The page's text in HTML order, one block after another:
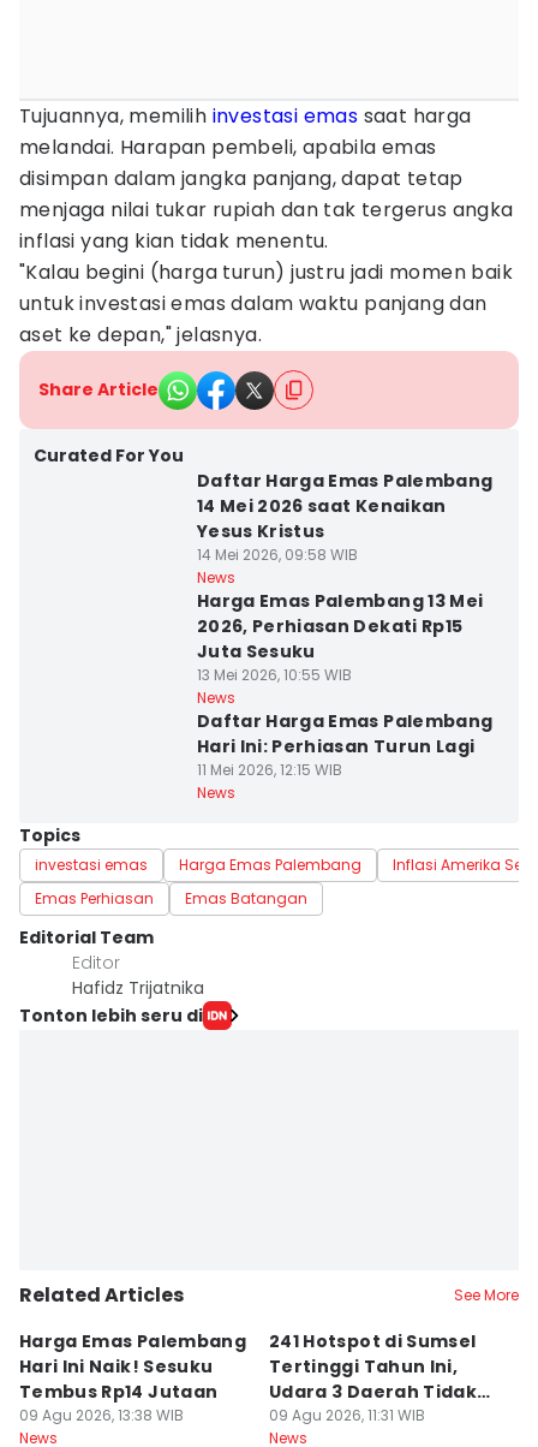
Tujuannya, memilih investasi emas saat harga
melandai. Harapan pembeli, apabila emas
disimpan dalam jangka panjang, dapat tetap
menjaga nilai tukar rupiah dan tak tergerus angka
inflasi yang kian tidak menentu.
"Kalau begini (harga turun) justru jadi momen baik
untuk investasi emas dalam waktu panjang dan
aset ke depan," jelasnya.
Share Article
Curated For You
Daftar Harga Emas Palembang
14 Mei 2026 saat Kenaikan
Yesus Kristus
14 Mei 2026, 09:58 WIB
News
Harga Emas Palembang 13 Mei
2026, Perhiasan Dekati Rp15
Juta Sesuku
13 Mei 2026, 10:55 WIB
News
Daftar Harga Emas Palembang
Hari Ini: Perhiasan Turun Lagi
11 Mei 2026, 12:15 WIB
News
Topics
investasi emas Harga Emas Palembang
Inflasi Amerika
Emas Perhiasan
Emas Batangan
Editorial Team
Editor
Hafidz Trijatnika
Tonton lebih seru di
Related Articles See More
Harga Emas Palembang
Hari Ini Naik! Sesuku
Tembus Rp14 Jutaan
09 Agu 2026, 13:38 WIB
News
241 Hotspot di Sumsel
Tertinggi Tahun Ini,
Udara 3 Daerah Tidak
Sehat
09 Agu 2026, 11:31 WIB
News